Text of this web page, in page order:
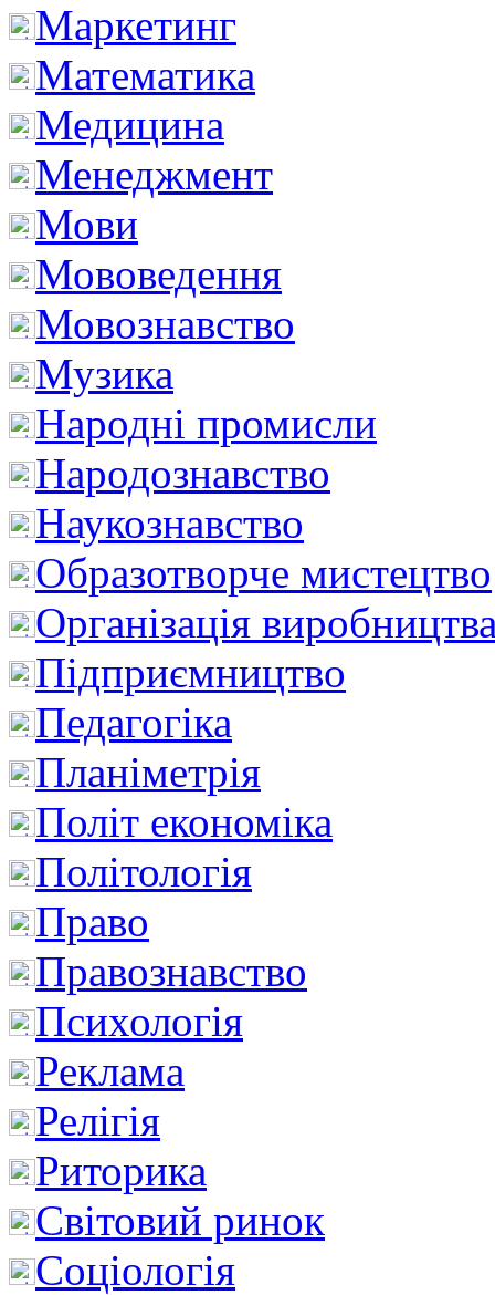
Маркетинг
Математика
Медицина
Менеджмент
Мови
Мововедення
Мовознавство
Музика
Народні промисли
Народознавство
Наукознавство
Образотворче мистецтво
Організація
Підприємництво
Педагогіка
Планіметрія
Політ економіка
Політологія
Право
Правознавство
Психологія
Реклама
Релігія
Риторика
Світовий ринок
Соціологія